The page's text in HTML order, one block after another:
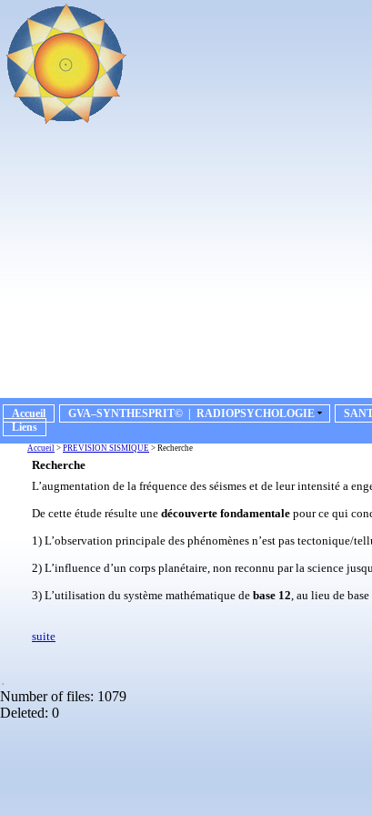
Accueil GVA–SYNTHESPRIT© | RADIOPSYCHOLOGIE
Liens
Accueil > PREVISION SISMIQUE > Recherche
Recherche
L’augmentation de la fréquence des séismes et de leur intensité a
De cette étude résulte une découverte fondamentale pour ce qui
1) L’observation principale des phénomènes n’est pas tectonique/
2) L’influence d’un corps planétaire, non reconnu par la science
3) L’utilisation du système mathématique de base 12, au lieu de base
suite
.
Number of files: 1079
Deleted: 0